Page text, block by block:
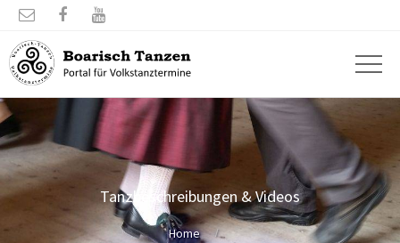
  
Tanzbeschreibungen & Videos
Home